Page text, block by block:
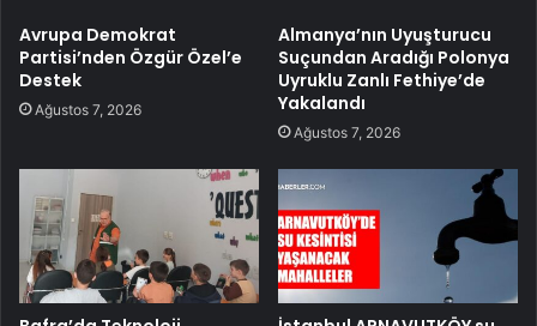
Avrupa Demokrat
Partisi’nden Özgür Özel’e
Destek
Ağustos 7, 2026
Almanya’nın Uyuşturucu
Suçundan Aradığı Polonya
Uyruklu Zanlı Fethiye’de
Yakalandı
Ağustos 7, 2026